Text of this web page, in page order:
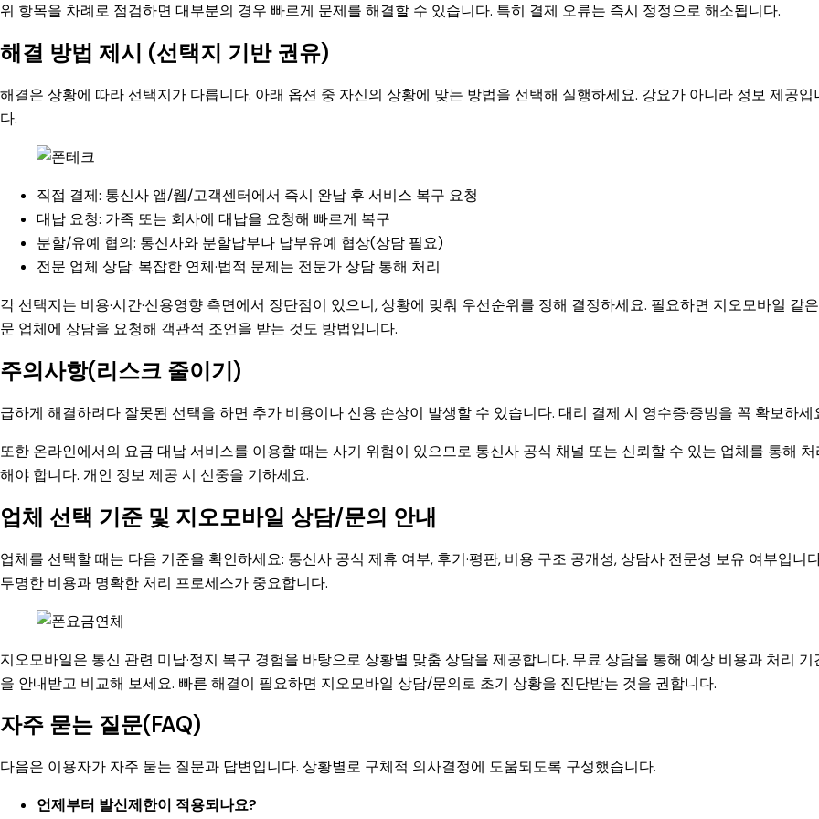
위 항목을 차례로 점검하면 대부분의 경우 빠르게 문제를 해결할 수 있습니다. 특히 결제 오류는 즉시 정정으로 해소됩니다.
해결 방법 제시 (선택지 기반 권유)
해결은 상황에 따라 선택지가 다릅니다. 아래 옵션 중 자신의 상황에 맞는 방법을 선택해 실행하세요. 강요가 아니라 정보 제공입
다.
직접 결제: 통신사 앱/웹/고객센터에서 즉시 완납 후 서비스 복구 요청
대납 요청: 가족 또는 회사에 대납을 요청해 빠르게 복구
분할/유예 협의: 통신사와 분할납부나 납부유예 협상(상담 필요)
전문 업체 상담: 복잡한 연체·법적 문제는 전문가 상담 통해 처리
각 선택지는 비용·시간·신용영향 측면에서 장단점이 있으니, 상황에 맞춰 우선순위를 정해 결정하세요. 필요하면 지오모바일 같
문 업체에 상담을 요청해 객관적 조언을 받는 것도 방법입니다.
주의사항(리스크 줄이기)
급하게 해결하려다 잘못된 선택을 하면 추가 비용이나 신용 손상이 발생할 수 있습니다. 대리 결제 시 영수증·증빙을 꼭 확보하세
또한 온라인에서의 요금 대납 서비스를 이용할 때는 사기 위험이 있으므로 통신사 공식 채널 또는 신뢰할 수 있는 업체를 통해 처
해야 합니다. 개인 정보 제공 시 신중을 기하세요.
업체 선택 기준 및 지오모바일 상담/문의 안내
업체를 선택할 때는 다음 기준을 확인하세요: 통신사 공식 제휴 여부, 후기·평판, 비용 구조 공개성, 상담사 전문성 보유 여부입니
투명한 비용과 명확한 처리 프로세스가 중요합니다.
지오모바일은 통신 관련 미납·정지 복구 경험을 바탕으로 상황별 맞춤 상담을 제공합니다. 무료 상담을 통해 예상 비용과 처리 기
을 안내받고 비교해 보세요. 빠른 해결이 필요하면 지오모바일 상담/문의로 초기 상황을 진단받는 것을 권합니다.
자주 묻는 질문(FAQ)
다음은 이용자가 자주 묻는 질문과 답변입니다. 상황별로 구체적 의사결정에 도움되도록 구성했습니다.
언제부터 발신제한이 적용되나요?